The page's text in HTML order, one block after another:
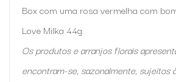
Box com uma rosa vermelha com
Love Milka 44g.
Os produtos e arranjos florais
encontram-se, sazonalmente, sujeitos